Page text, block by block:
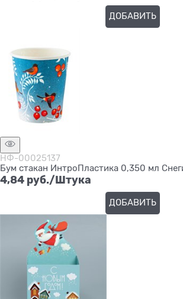
ДОБАВИТЬ
НФ-00025137
Бум стакан ИнтроПластика 0,350 мл
4,84 руб./Штука
ДОБАВИТЬ